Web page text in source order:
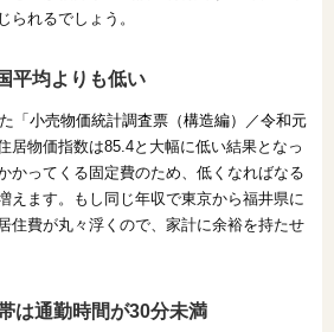
られるでしょう。
平均よりも低い
「小売物価統計調査票（構造編）／令和元
居物価指数は85.4と大幅に低い結果となっ
かってくる固定費のため、低くなればなる
えます。もし同じ年収で東京から福井県に
住費が丸々浮くので、家計に余裕を持たせ
は通勤時間が30分未満